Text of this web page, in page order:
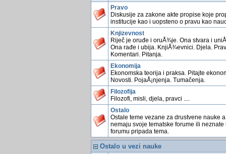
Pravo
Diskusije za zakone akte propise koje
institucije kao i uopsteno o pravu kao
Knjizevnost
Riječ je oruđe i oruÅ¾je. Ona stvara i
Ona rađe i ubija. KnjiÅ¾evnici. Djela.
Komentari. Pitanja.
Ekonomija
Ekonomska teorija i praksa. Pitajte
Novosti. PojaÅ¡njenja. Tumačenja.
Filozofija
Filozofi, misli, djela, pravci ....
Ostalo
Ostale teme vezane za drustvene nauke
nemaju svoje tematske forume ili neznate
forumu pripada tema.
Ostalo u vezi nauke